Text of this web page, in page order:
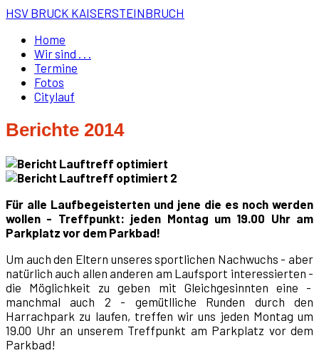
HSV BRUCK KAISERSTEINBRUCH
Home
Wir sind . . .
Termine
Fotos
Citylauf
Berichte 2014
Für alle Laufbegeisterten und jene die es noch werden
wollen - Treffpunkt: jeden Montag um 19.00 Uhr am
Parkplatz vor dem Parkbad!
Um auch den Eltern unseres sportlichen Nachwuchs - aber
natürlich auch allen anderen am Laufsport interessierten -
die Möglichkeit zu geben mit Gleichgesinnten eine -
manchmal auch 2 - gemütlliche Runden durch den
Harrachpark zu laufen, treffen wir uns jeden Montag um
19.00 Uhr an unserem Treffpunkt am Parkplatz vor dem
Parkbad!